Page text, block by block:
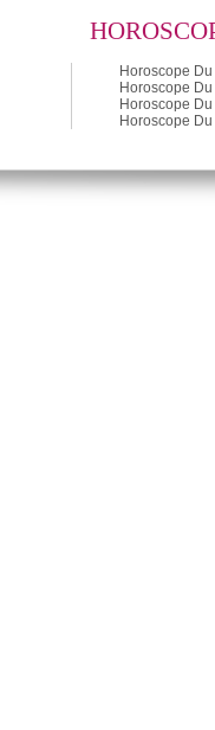
Horoscope
Horoscope
Horoscope
Horoscope